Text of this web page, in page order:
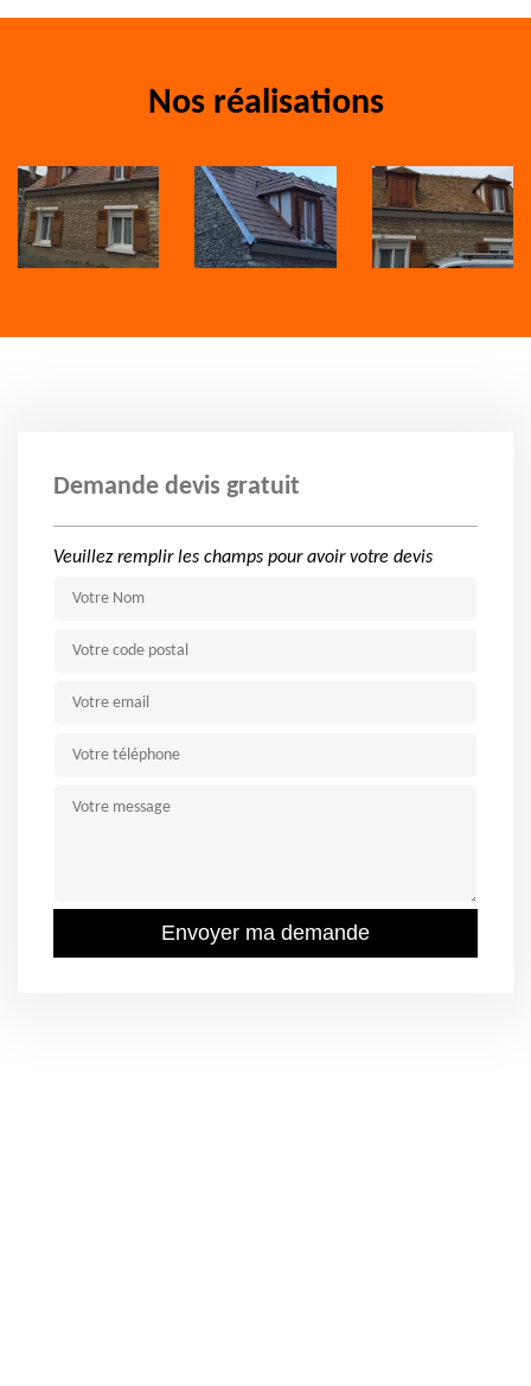
Nos réalisations
Demande devis gratuit
Veuillez remplir les champs pour avoir votre devis